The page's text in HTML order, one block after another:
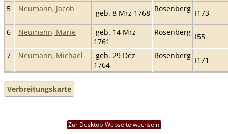
5
Neumann, Jacob geb. 8 Mrz 1768 Rosenberg I173
6
Neumann, Marie
geb. 14 Mrz
1761
Rosenberg I55
7
Neumann, Michael
geb. 29 Dez
1764
Rosenberg I171
Verbreitungskarte
Zur Desktop-Webseite wechseln